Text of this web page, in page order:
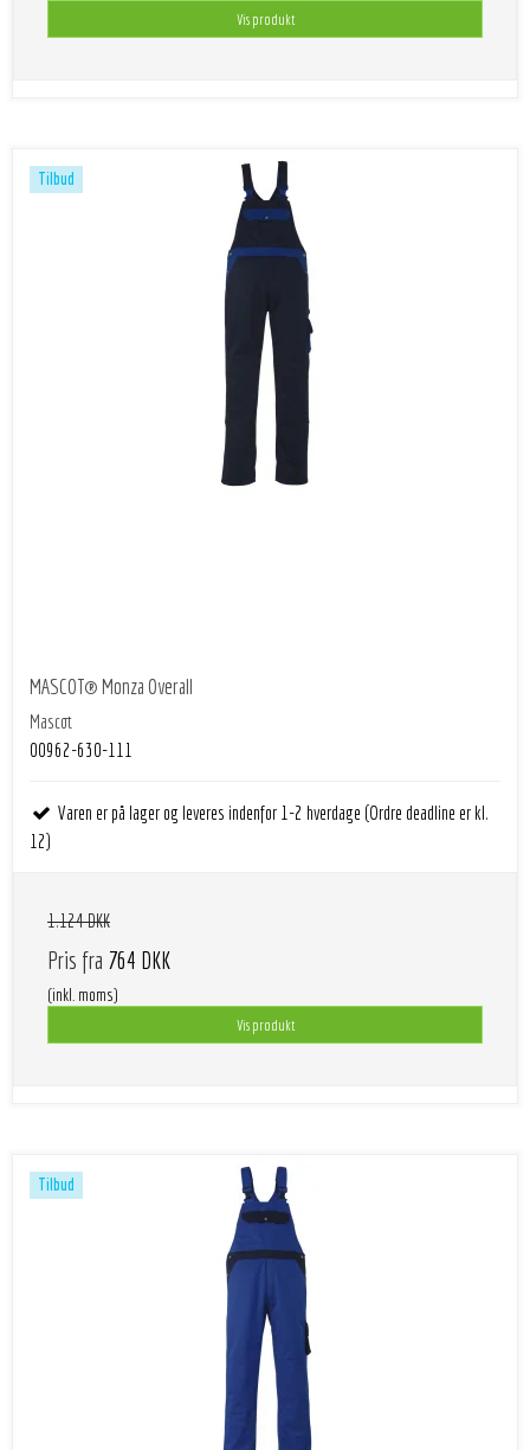
Vis produkt
Tilbud
MASCOT® Monza Overall
Mascot
00962-630-111
Varen er på lager og leveres indenfor 1-2 hverdage (Ordre deadline er kl.
12)
1.124 DKK
Pris fra 764 DKK
(inkl. moms)
Vis produkt
Tilbud